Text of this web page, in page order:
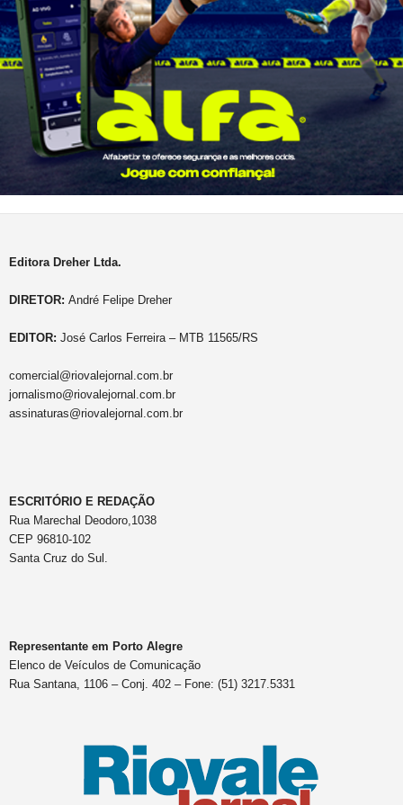
Editora Dreher Ltda.
DIRETOR: André Felipe Dreher
EDITOR: José Carlos Ferreira – MTB 11565/RS
comercial@riovalejornal.com.br
jornalismo@riovalejornal.com.br
assinaturas@riovalejornal.com.br
ESCRITÓRIO E REDAÇÃO
Rua Marechal Deodoro,1038
CEP 96810-102
Santa Cruz do Sul.
Representante em Porto Alegre
Elenco de Veículos de Comunicação
Rua Santana, 1106 – Conj. 402 – Fone: (51) 3217.5331